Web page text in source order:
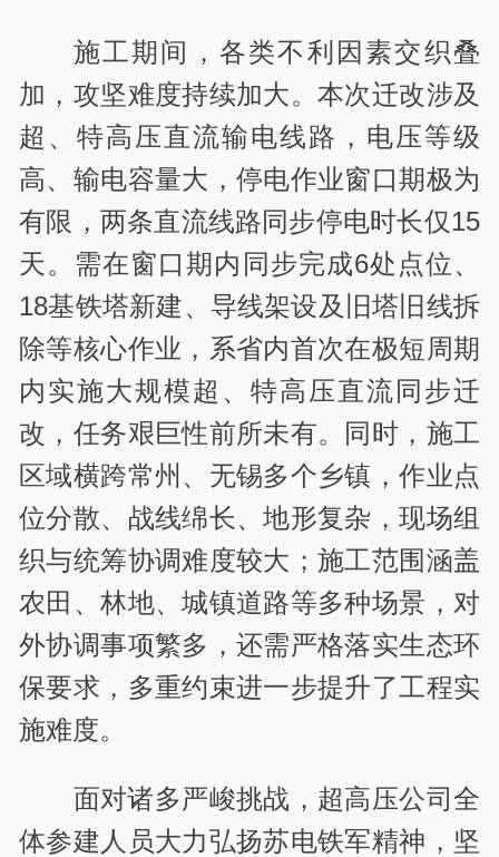
施工期间，各类不利因素交织叠
加，攻坚难度持续加大。本次迁改涉及
超、特高压直流输电线路，电压等级
高、输电容量大，停电作业窗口期极为
有限，两条直流线路同步停电时长仅15
天。需在窗口期内同步完成6处点位、
18基铁塔新建、导线架设及旧塔旧线拆
除等核心作业，系省内首次在极短周期
内实施大规模超、特高压直流同步迁
改，任务艰巨性前所未有。同时，施工
区域横跨常州、无锡多个乡镇，作业点
位分散、战线绵长、地形复杂，现场组
织与统筹协调难度较大；施工范围涵盖
农田、林地、城镇道路等多种场景，对
外协调事项繁多，还需严格落实生态环
保要求，多重约束进一步提升了工程实
施难度。
面对诸多严峻挑战，超高压公司全
体参建人员大力弘扬苏电铁军精神，坚